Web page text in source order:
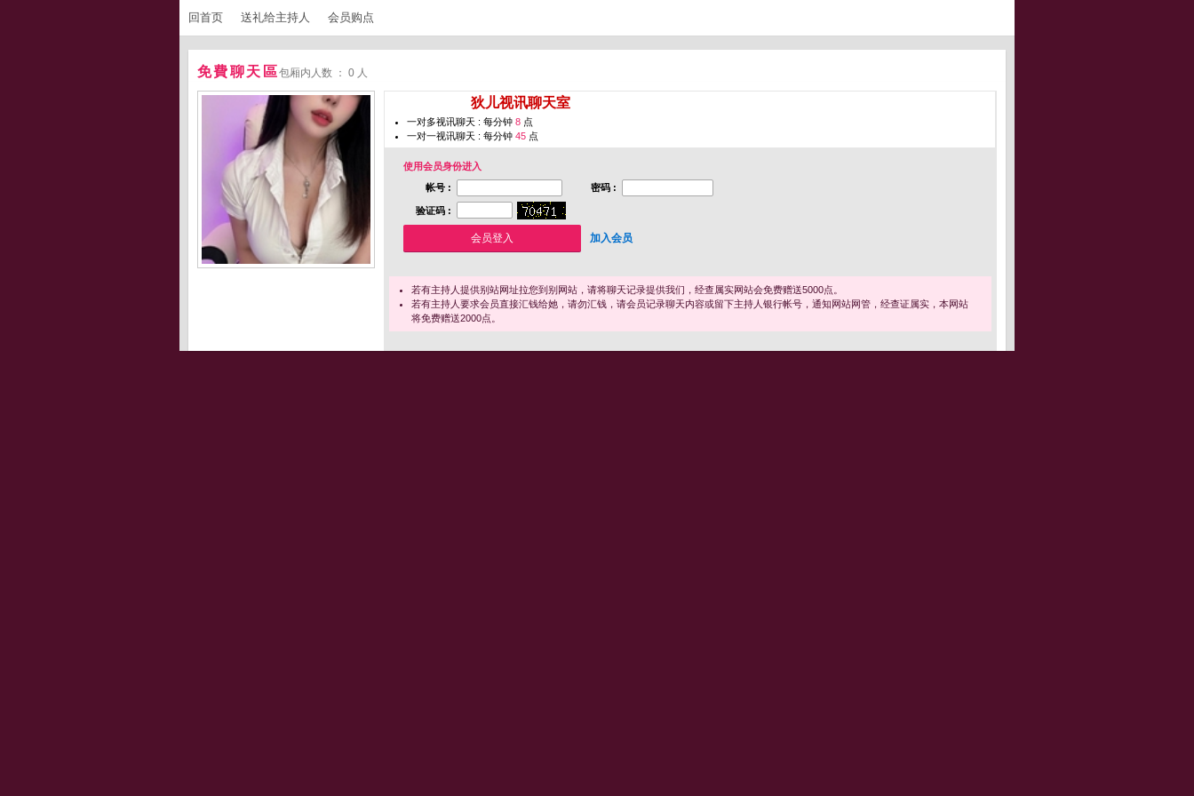
回首页 送礼给主持人 会员购点
免費聊天區包厢内人数 ： 0 人
狄儿视讯聊天室
一对多视讯聊天 : 每分钟 8 点
一对一视讯聊天 : 每分钟 45 点
使用会员身份进入
帐号 :
密码 :
验证码 :
加入会员
若有主持人提供别站网址拉您到别网站，请将聊天记录提供我们，经查属实网站会免费赠送5000点。
若有主持人要求会员直接汇钱给她，请勿汇钱，请会员记录聊天内容或留下主持人银行帐号，通知网站网管，经查证属实，本网站
将免费赠送2000点。